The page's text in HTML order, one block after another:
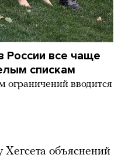
России все чаще
спискам
ограничений вводится
Хегсета объяснений